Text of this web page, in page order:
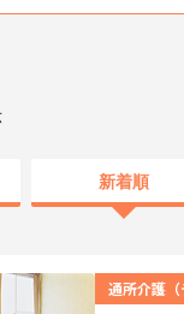
新着順
通所介護（